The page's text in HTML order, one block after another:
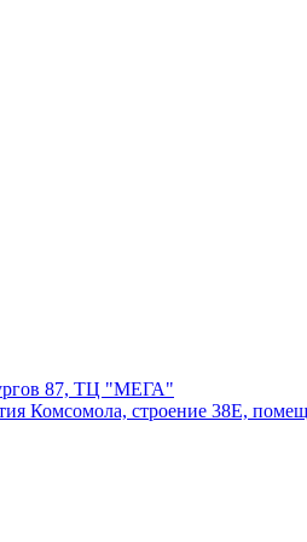
87, ТЦ "МЕГА"
Комсомола, строение 38Е,